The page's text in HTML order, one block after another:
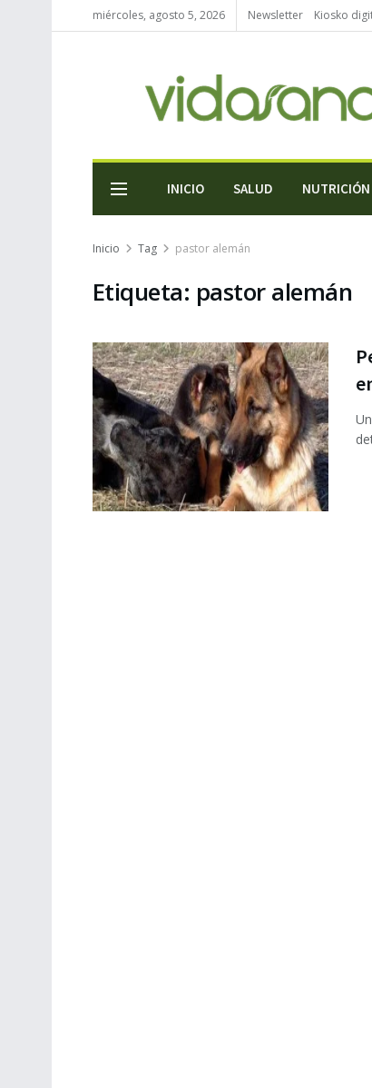
miércoles, agosto 5, 2026 Newsletter Kiosko
INICIO SALUD NUTRICIÓN
Inicio Tag pastor alemán
Etiqueta: pastor alemán